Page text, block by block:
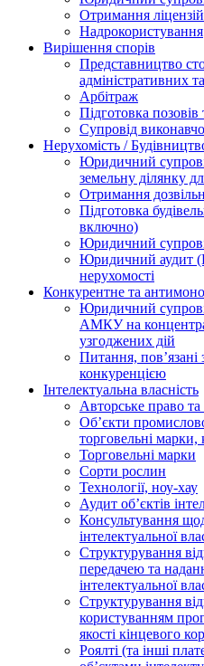
Отримання ліцензій
Надрокористування
Вирішення спорів
Представництво
адміністративних
Арбітраж
Підготовка позовів
Супровід
Нерухомість /
Юридичний
земельну ділянку
Отримання
Підготовка
включно)
Юридичний
Юридичний аудит
нерухомості
Конкурентне та
Юридичний
АМКУ на
узгоджених дій
Питання, пов’язані
конкуренцією
Інтелектуальна власність
Авторське право та
Oб’єкти
торговельні
Торговельні марки
Сорти рослин
Технології, ноу-хау
Аудит об’єктів
Консультування
інтелектуальної
Структурування
передачею та
інтелектуальної
Структурування
користуванням
якості кінцевого
Роялті (та інші